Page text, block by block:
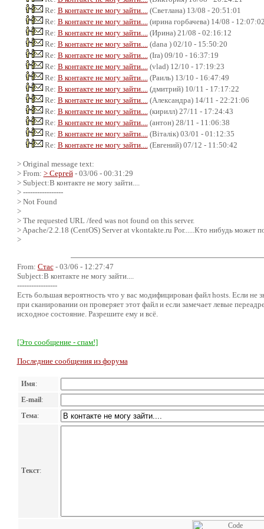
Re: В контакте не могу зайти....
(Светлана) 13/08 - 20:51:01
Re: В контакте не могу зайти....
(ирина горбачева) 14/08 -
Re: В контакте не могу зайти....
(Ирина) 21/08 - 02:16:12
Re: В контакте не могу зайти....
(dana ) 02/10 - 15:50:20
Re: В контакте не могу зайти....
(Ira) 09/10 - 16:37:19
Re: В контакте не могу зайти....
(vlad) 12/10 - 17:19:23
Re: В контакте не могу зайти....
(Раиль) 13/10 - 16:47:49
Re: В контакте не могу зайти....
(дмитрий) 10/11 - 17:17:22
Re: В контакте не могу зайти....
(Александра) 14/11 - 22:21:06
Re: В контакте не могу зайти....
(кирилл) 27/11 - 17:24:43
Re: В контакте не могу зайти....
(антон) 28/11 - 11:06:38
Re: В контакте не могу зайти....
(Віталік) 03/01 - 01:12:35
Re: В контакте не могу зайти.... (Евгений) 07/12 - 11:50:42
> Original message text:
> From: > Сергей- 03/06 - 00:31:29
> Subject:В контакте не могу зайти....
> -----------------
> Not Found
>
> The requested URL /feed was not found on this server.
> Apache/2.2.18 (CentOS) Server at vkontakte.ru Por......Кто нибудь может
>
From: Стас- 03/06 - 12:27:47
Subject:В контакте не могу зайти....
-----------------
Есть большая вероятность что у вас модифицирован файл hosts. Если не
при сканировании он проверяет этот файл и если замечает левые
исходное состояние. Разрешите ему и всё.
[Это сообщение - спам!]
Последние сообщения из форума
Имя:
E-mail:
Тема:
Текст: